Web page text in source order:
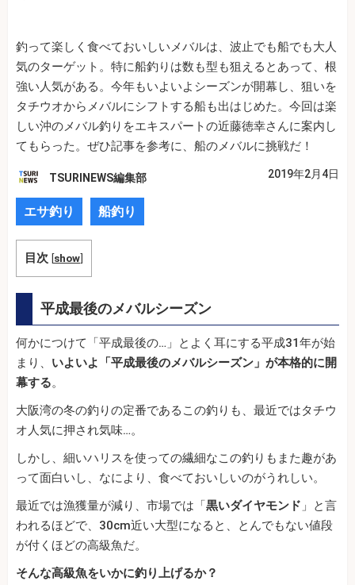
釣って楽しく食べておいしいメバルは、波止でも船でも大人
気のターゲット。特に船釣りは数も型も狙えるとあって、根
強い人気がある。今年もいよいよシーズンが開幕し、狙いを
タチウオからメバルにシフトする船も出はじめた。今回は楽
しい沖のメバル釣りをエキスパートの近藤徳幸さんに案内し
てもらった。ぜひ記事を参考に、船のメバルに挑戦だ！
TSURINEWS編集部 2019年2月4日
エサ釣り 船釣り
目次 [show]
平成最後のメバルシーズン
何かにつけて「平成最後の…」とよく耳にする平成31年が始
まり、 いよいよ「平成最後のメバルシーズン」が本格的に開
幕する。
大阪湾の冬の釣りの定番であるこの釣りも、最近ではタチウ
オ人気に押され気味…。
しかし、細いハリスを使っての繊細なこの釣りもまた趣があ
って面白いし、なにより、食べておいしいのがうれしい。
最近では漁獲量が減り、市場では「 黒いダイヤモンド 」と言
われるほどで、30cm近い大型になると、とんでもない値段
が付くほどの高級魚だ。
そんな高級魚をいかに釣り上げるか？